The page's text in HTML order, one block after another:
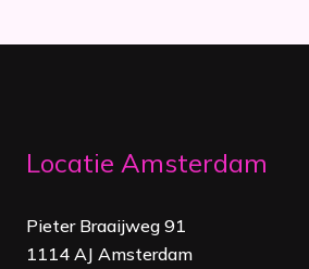
Locatie Amsterdam
Pieter Braaijweg 91
1114 AJ Amsterdam